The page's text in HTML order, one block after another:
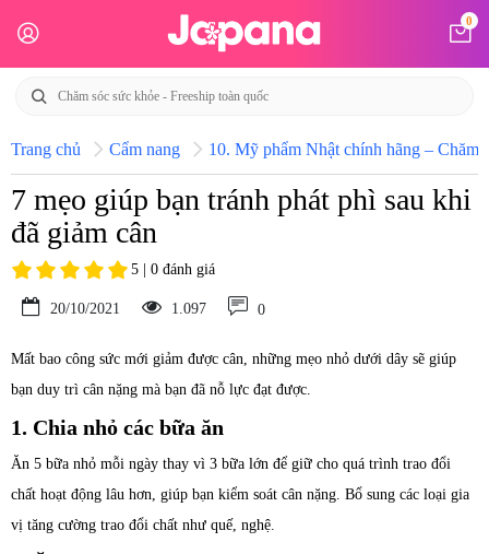
0
Trang chủ Cẩm nang 10. Mỹ phẩm Nhật chính hãng – Chăm
7 mẹo giúp bạn tránh phát phì sau khi
đã giảm cân
5 | 0 đánh giá
20/10/2021 1.097 0
Mất bao công sức mới giảm được cân, những mẹo nhỏ dưới dây sẽ giúp
bạn duy trì cân nặng mà bạn đã nỗ lực đạt được.
1. Chia nhỏ các bữa ăn
Ăn 5 bữa nhỏ mỗi ngày thay vì 3 bữa lớn để giữ cho quá trình trao đổi
chất hoạt động lâu hơn, giúp bạn kiểm soát cân nặng. Bổ sung các loại gia
vị tăng cường trao đổi chất như quế, nghệ.